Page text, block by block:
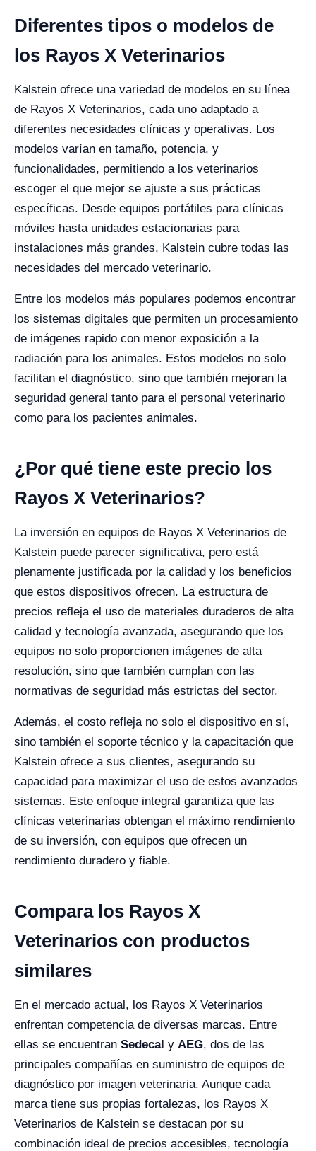
Diferentes tipos o modelos de
los Rayos X Veterinarios
Kalstein ofrece una variedad de modelos en su línea
de Rayos X Veterinarios, cada uno adaptado a
diferentes necesidades clínicas y operativas. Los
modelos varían en tamaño, potencia, y
funcionalidades, permitiendo a los veterinarios
escoger el que mejor se ajuste a sus prácticas
específicas. Desde equipos portátiles para clínicas
móviles hasta unidades estacionarias para
instalaciones más grandes, Kalstein cubre todas las
necesidades del mercado veterinario.
Entre los modelos más populares podemos encontrar
los sistemas digitales que permiten un procesamiento
de imágenes rapido con menor exposición a la
radiación para los animales. Estos modelos no solo
facilitan el diagnóstico, sino que también mejoran la
seguridad general tanto para el personal veterinario
como para los pacientes animales.
¿Por qué tiene este precio los
Rayos X Veterinarios?
La inversión en equipos de Rayos X Veterinarios de
Kalstein puede parecer significativa, pero está
plenamente justificada por la calidad y los beneficios
que estos dispositivos ofrecen. La estructura de
precios refleja el uso de materiales duraderos de alta
calidad y tecnología avanzada, asegurando que los
equipos no solo proporcionen imágenes de alta
resolución, sino que también cumplan con las
normativas de seguridad más estrictas del sector.
Además, el costo refleja no solo el dispositivo en sí,
sino también el soporte técnico y la capacitación que
Kalstein ofrece a sus clientes, asegurando su
capacidad para maximizar el uso de estos avanzados
sistemas. Este enfoque integral garantiza que las
clínicas veterinarias obtengan el máximo rendimiento
de su inversión, con equipos que ofrecen un
rendimiento duradero y fiable.
Compara los Rayos X
Veterinarios con productos
similares
En el mercado actual, los Rayos X Veterinarios
enfrentan competencia de diversas marcas. Entre
ellas se encuentran Sedecal y AEG, dos de las
principales compañías en suministro de equipos de
diagnóstico por imagen veterinaria. Aunque cada
marca tiene sus propias fortalezas, los Rayos X
Veterinarios de Kalstein se destacan por su
combinación ideal de precios accesibles, tecnología